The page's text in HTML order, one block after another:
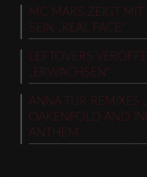
MC MARS ZEIGT MIT
SEIN „REAL FACE“
LEFTOVERS
„ERWACHSEN“
ANNA TUR REMIXES
OAKENFOLD AND
ANTHEM